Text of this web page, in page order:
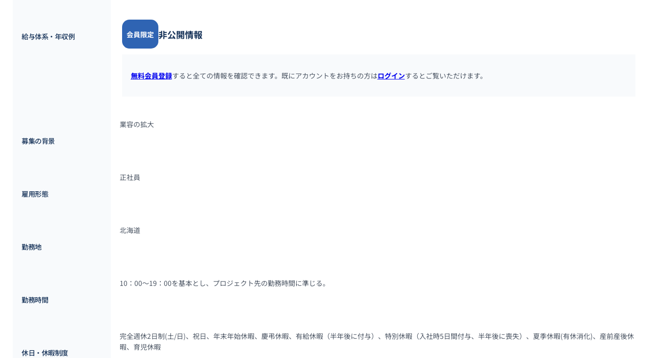
給与体系・年収例 会員限定 非公開情報
無料会員登録すると全ての情報を確認できます。既にアカウントをお持ちの方はログインするとご覧いただけます。
募集の背景
業容の拡大
雇用形態
正社員
勤務地
北海道
勤務時間
10：00～19：00を基本とし、プロジェクト先の勤務時間に準じる。
休日・休暇制度
完全週休2日制(土/日)、祝日、年末年始休暇、慶弔休暇、有給休暇（半年後に付与）、特別休暇（入社時5日間付与、半年後に喪失）、夏季休暇(有休消化)、産前産後休
暇、育児休暇